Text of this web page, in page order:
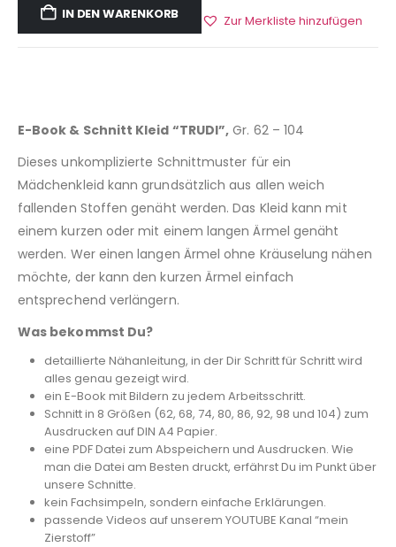
IN DEN WARENKORB Zur Merkliste hinzufügen
E-Book & Schnitt Kleid “TRUDI”, Gr. 62 – 104
Dieses unkomplizierte Schnittmuster für ein
Mädchenkleid kann grundsätzlich aus allen weich
fallenden Stoffen genäht werden. Das Kleid kann mit
einem kurzen oder mit einem langen Ärmel genäht
werden. Wer einen langen Ärmel ohne Kräuselung nähen
möchte, der kann den kurzen Ärmel einfach
entsprechend verlängern.
Was bekommst Du?
detaillierte Nähanleitung, in der Dir Schritt für Schritt wird
alles genau gezeigt wird.
ein E-Book mit Bildern zu jedem Arbeitsschritt.
Schnitt in 8 Größen (62, 68, 74, 80, 86, 92, 98 und 104) zum
Ausdrucken auf DIN A4 Papier.
eine PDF Datei zum Abspeichern und Ausdrucken. Wie
man die Datei am Besten druckt, erfährst Du im Punkt über
unsere Schnitte.
kein Fachsimpeln, sondern einfache Erklärungen.
passende Videos auf unserem YOUTUBE Kanal “mein
Zierstoff”